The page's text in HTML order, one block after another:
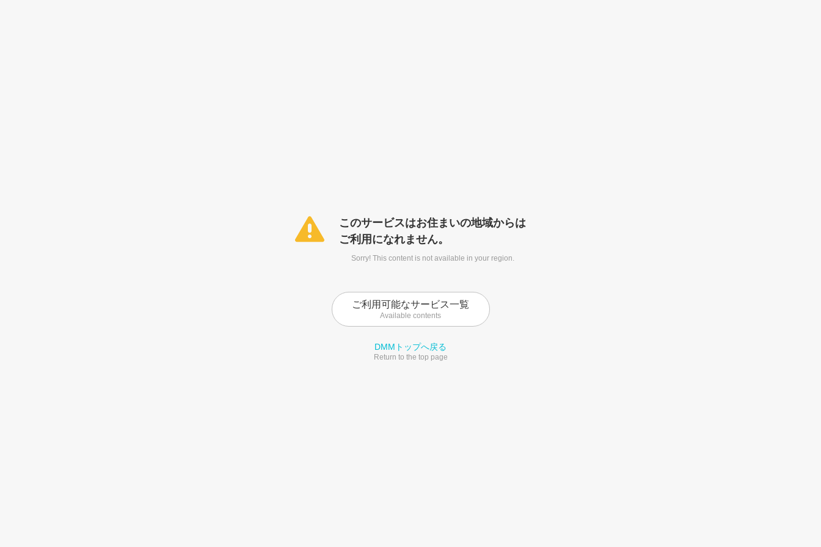
このサービスはお住まいの地域からは
ご利用になれません。
Sorry! This content is not available in your region.
ご利用可能なサービス一覧
Available contents
DMMトップへ戻る
Return to the top page